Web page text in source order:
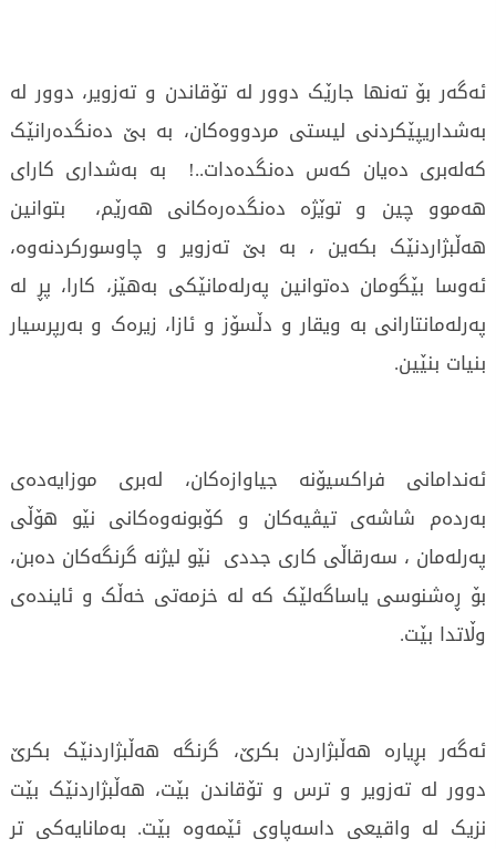
ئەگەر بۆ تەنها جارێک دوور لە تۆقاندن و تەزویر، دوور لە
بەشداریپێکردنی لیستی مردووەکان، بە بێ دەنگدەرانێک
کەلەبری دەیان کەس دەنگدەدات..! بە بەشداری کارای
هەموو چین و توێژە دەنگدەرەکانی هەرێم، بتوانین
هەڵبژاردنێک بکەین ، بە بێ تەزویر و چاوسورکردنەوە،
ئەوسا بێگومان دەتوانین پەرلەمانێکی بەهێز، کارا، پڕ لە
پەرلەمانتارانی بە ویقار و دڵسۆز و ئازا، زیرەک و بەرپرسیار
بنیات بنێین.
ئەندامانی فراکسیۆنە جیاوازەکان، لەبری موزایەدەی
بەردەم شاشەی تیڤیەکان و کۆبونەوەکانی نێو هۆڵی
پەرلەمان ، سەرقاڵی کاری جددی نێو لیژنە گرنگەکان دەبن،
بۆ ڕەشنوسی یاساگەلێک کە لە خزمەتی خەڵک و ئایندەی
وڵاتدا بێت.
ئەگەر بڕیارە هەڵبژاردن بکرێ، گرنگە هەڵبژاردنێک بکرێ
دوور لە تەزویر و ترس و تۆقاندن بێت، هەڵبژاردنێک بێت
نزیک لە واقیعی داسەپاوی ئێمەوە بێت. بەمانایەکی تر